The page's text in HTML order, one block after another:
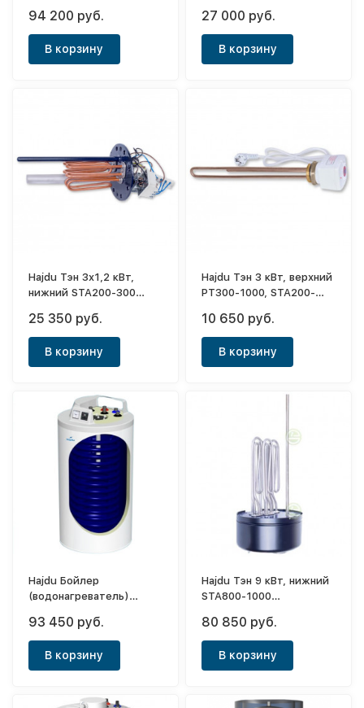
120.2
94 200 руб.
В корзину
27 000 руб.
В корзину
Hajdu Тэн 3x1,2 кВт,
нижний STA200-300
25 350 руб.
В корзину
Hajdu Тэн 3 кВт, верхний
PT300-1000, STA200-
10 650 руб.
В корзину
Hajdu Бойлер
(водонагреватель)
30 120л
93 450 руб.
В корзину
Hajdu Тэн 9 кВт, нижний
STA800-1000
80 850 руб.
В корзину